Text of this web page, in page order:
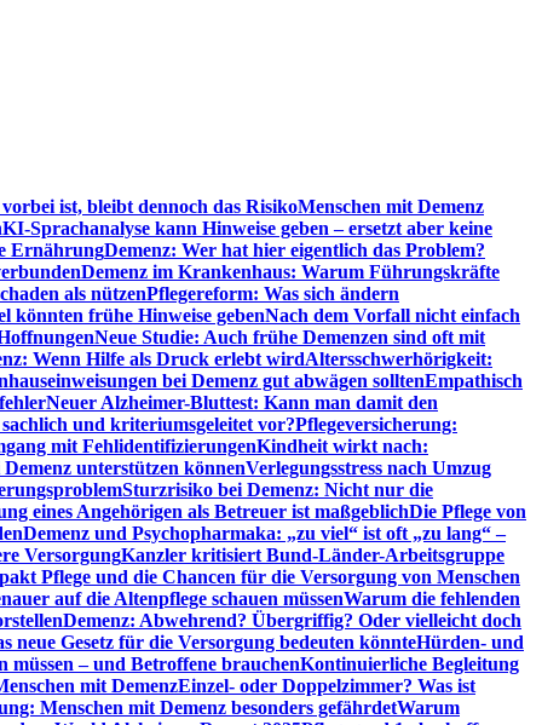
ist, bleibt dennoch das RisikoMenschen mit Demenz
KI-Sprachanalyse kann Hinweise geben – ersetzt aber keine
ErnährungDemenz: Wer hat hier eigentlich das Problem?
Demenz im Krankenhaus: Warum Führungskräfte
als nützenPflegereform: Was sich ändern
könnten frühe Hinweise gebenNach dem Vorfall nicht einfach
Neue Studie: Auch frühe Demenzen sind oft mit
Wenn Hilfe als Druck erlebt wirdAltersschwerhörigkeit:
bei Demenz gut abwägen solltenEmpathisch
Neuer Alzheimer-Bluttest: Kann man damit den
und kriteriumsgeleitet vor?Pflegeversicherung:
mit FehlidentifizierungenKindheit wirkt nach:
unterstützen könnenVerlegungsstress nach Umzug
Sturzrisiko bei Demenz: Nicht nur die
eines Angehörigen als Betreuer ist maßgeblichDie Pflege von
Demenz und Psychopharmaka: „zu viel“ ist oft „zu lang“ –
VersorgungKanzler kritisiert Bund-Länder-Arbeitsgruppe
Pflege und die Chancen für die Versorgung von Menschen
auf die Altenpflege schauen müssenWarum die fehlenden
Demenz: Abwehrend? Übergriffig? Oder vielleicht doch
neue Gesetz für die Versorgung bedeuten könnteHürden- und
– und Betroffene brauchenKontinuierliche Begleitung
mit DemenzEinzel- oder Doppelzimmer? Was ist
Menschen mit Demenz besonders gefährdetWarum